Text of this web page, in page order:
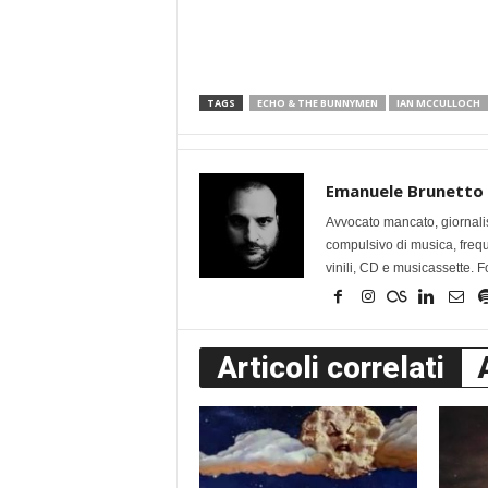
TAGS ECHO & THE BUNNYMEN IAN MCCULLOCH
Emanuele Brunetto
Avvocato mancato,
compulsivo di musica,
vinili, CD e musicassette.
Articoli correlati